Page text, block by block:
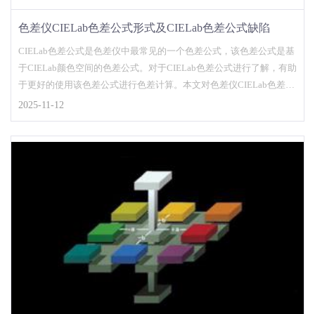
色差仪CIELab色差公式形式及CIELab色差公式缺陷
CIELab色差公式是色差仪中最常见的一个色差公式，该色差公式是基
于CIELab颜色空间的色差公式。对于CIELab色差公式进行了解，有助
于更好的使用该色差公式进行色差计算。本文对色差仪CIELab色差公
式形式及CIELab色差公式缺陷做了简要介绍。...
2025-11-12